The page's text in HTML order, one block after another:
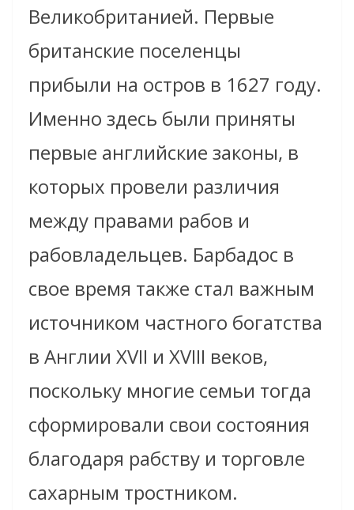
Великобританией. Первые
британские поселенцы
прибыли на остров в 1627 году.
Именно здесь были приняты
первые английские законы, в
которых провели различия
между правами рабов и
рабовладельцев. Барбадос в
свое время также стал важным
источником частного богатства
в Англии XVII и XVIII веков,
поскольку многие семьи тогда
сформировали свои состояния
благодаря рабству и торговле
сахарным тростником.